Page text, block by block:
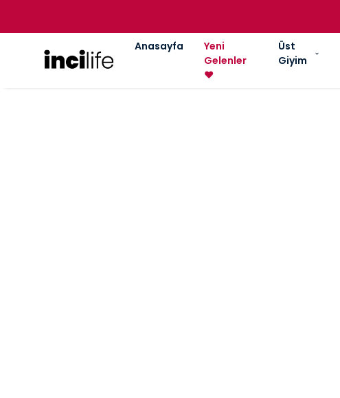
Anasayfa
Yeni
Gelenler
❤️
Üst
Giyim